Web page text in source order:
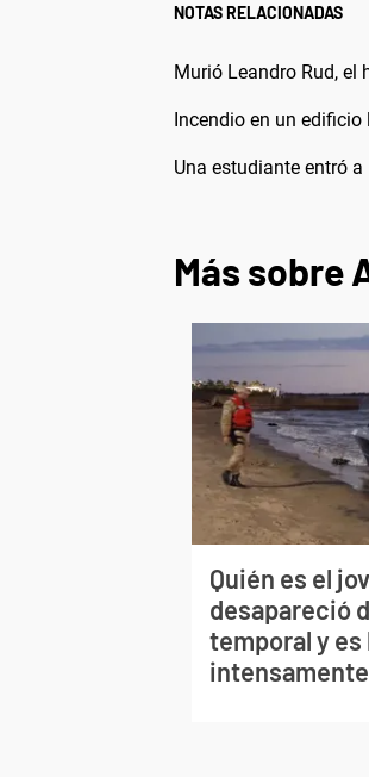
NOTAS RELACIONADAS
Murió Leandro Rud, el
Incendio en un
Una estudiante entró
Más sobre
Quién es el
desapareció
temporal y